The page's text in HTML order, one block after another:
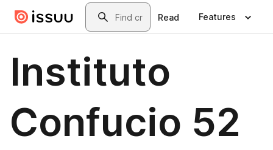
Skip to main contentSearch
Read Features
Instituto
Confucio 52